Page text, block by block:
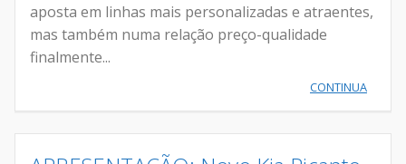
aposta em linhas mais personalizadas e atraentes,
mas também numa relação preço-qualidade
finalmente...
CONTINUA